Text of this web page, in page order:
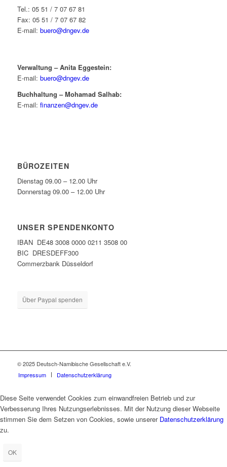
Tel.: 05 51 / 7 07 67 81
Fax: 05 51 / 7 07 67 82
E-mail: buero@dngev.de
Verwaltung – Anita Eggestein:
E-mail: buero@dngev.de
Buchhaltung – Mohamad Salhab:
E-mail: finanzen@dngev.de
BÜROZEITEN
Dienstag 09.00 – 12.00 Uhr
Donnerstag 09.00 – 12.00 Uhr
UNSER SPENDENKONTO
IBAN DE48 3008 0000 0211 3508 00
BIC DRESDEFF300
Commerzbank Düsseldorf
Über Paypal spenden
© 2025 Deutsch-Namibische Gesellschaft e.V.
Impressum
Datenschutzerklärung
Diese Seite verwendet Cookies zum einwandfreien Betrieb und zur
Verbesserung Ihres Nutzungserlebnisses. Mit der Nutzung dieser Webseite
stimmen Sie dem Setzen von Cookies, sowie unserer Datenschutzerklärung
zu.
OK